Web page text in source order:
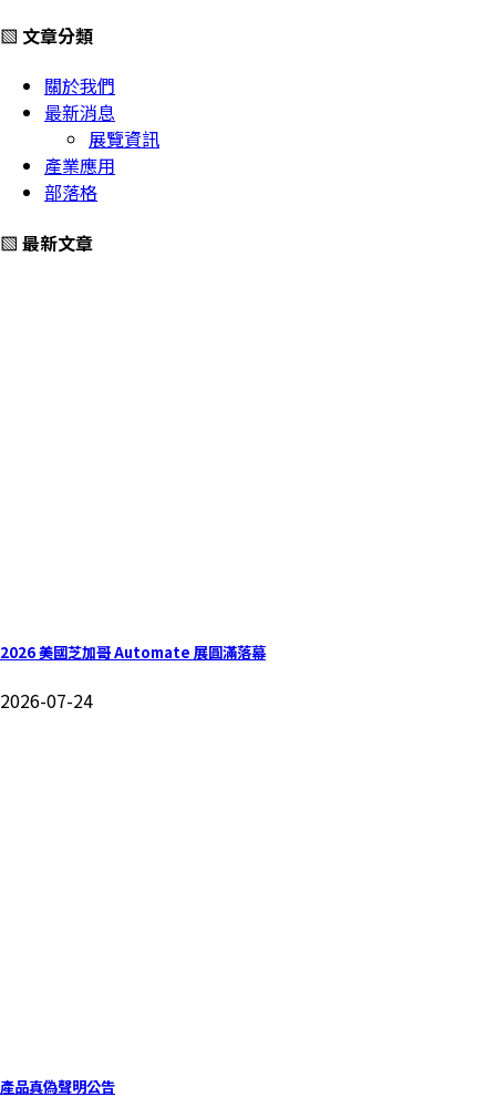
▧ 文章分類
關於我們
最新消息
展覽資訊
產業應用
部落格
▧ 最新文章
2026 美國芝加哥 Automate 展圓滿落幕
2026-07-24
產品真偽聲明公告